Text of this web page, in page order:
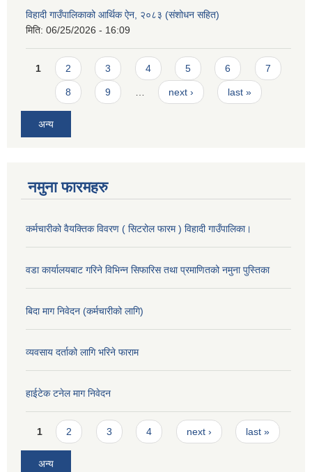
विहादी गाउँपालिकाको आर्थिक ऐन, २०८३ (संशोधन सहित)
मिति: 06/25/2026 - 16:09
Pages
1 2 3 4 5 6 7
8 9 next › last »
अन्य
नमुना फारमहरु
कर्मचारीको वैयक्तिक विवरण ( सिटरोल फारम ) विहादी गाउँपालिका।
वडा कार्यालयबाट गरिने विभिन्न सिफारिस तथा प्रमाणितको नमुना पुस्तिका
बिदा माग निवेदन (कर्मचारीको लागि)
व्यवसाय दर्ताको लागि भरिने फाराम
हाईटेक टनेल माग निवेदन
Pages
1 2 3 4 next › last »
अन्य